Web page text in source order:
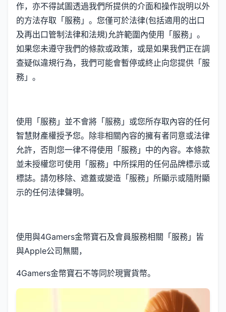
作，亦不得試圖透過我們所提供的介面和操作說明以外
的方法存取「服務」。您僅可於法律(包括適用的出口
及再出口管制法律和法規)允許範圍內使用「服務」。
如果您未遵守我們的條款或政策，或是如果我們正在調
查疑似違規行為，我們可能會暫停或終止向您提供「服
務」。
使用「服務」並不會將「服務」或您所存取內容的任何
智慧財產權授予您。除非相關內容的擁有者同意或法律
允許，否則您一律不得使用「服務」中的內容。本條款
並未授權您可使用「服務」中所採用的任何品牌標示或
標誌。請勿移除、遮蓋或變造「服務」所顯示或隨附顯
示的任何法律聲明。
使用與4Gamers金幣寶石及會員服務相關「服務」皆
與Apple公司無關，
4Gamers金幣寶石不等同於現實貨幣。